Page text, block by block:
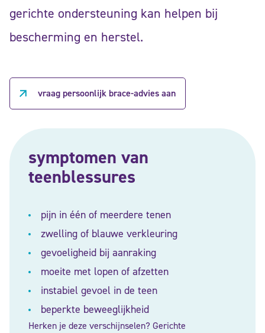
gerichte ondersteuning kan helpen bij
bescherming en herstel.
vraag persoonlijk brace-advies aan
symptomen van
teenblessures
pijn in één of meerdere tenen
zwelling of blauwe verkleuring
gevoeligheid bij aanraking
moeite met lopen of afzetten
instabiel gevoel in de teen
beperkte beweeglijkheid
Herken je deze verschijnselen? Gerichte